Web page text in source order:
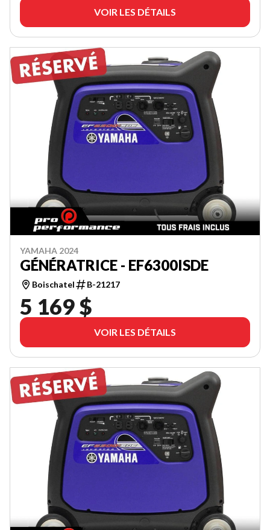
VOIR LES DÉTAILS
YAMAHA 2024
GÉNÉRATRICE - EF6300ISDE
Boischatel B-21217
5 169 $
VOIR LES DÉTAILS